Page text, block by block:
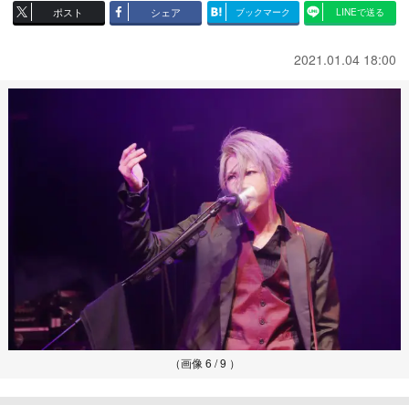
ポスト シェア ブックマーク LINEで送る
2021.01.04 18:00
（画像 6 / 9 ）